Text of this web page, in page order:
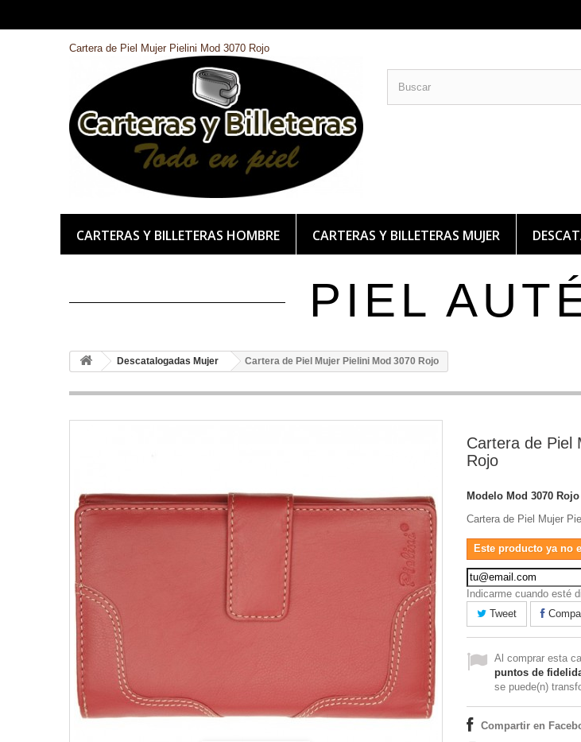
Cartera de Piel Mujer Pielini Mod 3070 Rojo
CARTERAS Y BILLETERAS HOMBRE CARTERAS Y BILLETERAS MUJER
PIEL
Descatalogadas Mujer Cartera de Piel Mujer Pielini Mod 3070 Rojo
Cartera de Piel
Rojo
Modelo Mod 3070 Rojo
Cartera de Piel Mujer
Este producto ya no
Indicarme cuando esté
Tweet
Al comprar esta
puntos de
se puede(n)
Compartir en